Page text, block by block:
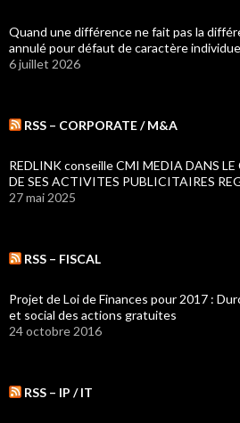
Quand une différence ne fait pas la
annulé pour défaut de caractère
6 juillet 2026
RSS – CORPORATE / M&A
REDLINK conseille CMI MEDIA DANS LE
DE SES ACTIVITES PUBLICITAIRES
27 mai 2025
RSS – FISCAL
Projet de Loi de Finances pour 2017 :
et social des actions gratuites
24 octobre 2016
RSS – IP / IT